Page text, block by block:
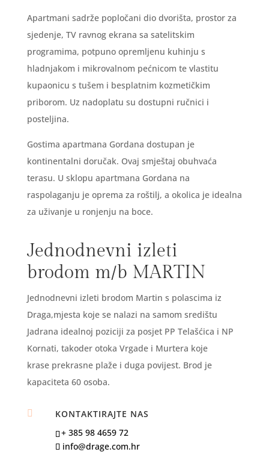
Apartmani sadrže popločani dio dvorišta, prostor za
sjedenje, TV ravnog ekrana sa satelitskim
programima, potpuno opremljenu kuhinju s
hladnjakom i mikrovalnom pećnicom te vlastitu
kupaonicu s tušem i besplatnim kozmetičkim
priborom. Uz nadoplatu su dostupni ručnici i
posteljina.
Gostima apartmana Gordana dostupan je
kontinentalni doručak. Ovaj smještaj obuhvaća
terasu. U sklopu apartmana Gordana na
raspolaganju je oprema za roštilj, a okolica je idealna
za uživanje u ronjenju na boce.
Jednodnevni izleti
brodom m/b MARTIN
Jednodnevni izleti brodom Martin s polascima iz
Draga,mjesta koje se nalazi na samom središtu
Jadrana idealnoj poziciji za posjet PP Telašćica i NP
Kornati, takoder otoka Vrgade i Murtera koje
krase prekrasne plaže i duga povijest. Brod je
kapaciteta 60 osoba.

KONTAKTIRAJTE NAS
+ 385 98 4659 72
info@drage.com.hr